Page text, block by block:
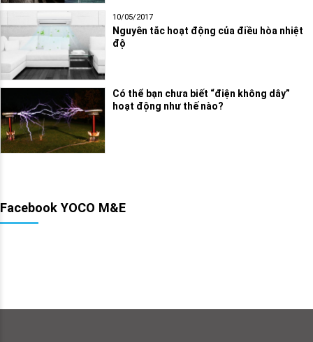
10/05/2017
Nguyên tắc hoạt động của điều hòa nhiệt
độ
Có thể bạn chưa biết “điện không dây”
hoạt động như thế nào?
Facebook YOCO M&E